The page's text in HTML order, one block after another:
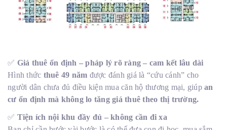
✅ Giá thuê ổn định – pháp lý rõ ràng – cam kết lâu dài
Hình thức thuê 49 năm được đánh giá là “cứu cánh” cho
người dân chưa đủ điều kiện mua căn hộ thương mại, giúp an
cư ổn định mà không lo tăng giá thuê theo thị trường.
✅ Tiện ích nội khu đầy đủ – không cần đi xa